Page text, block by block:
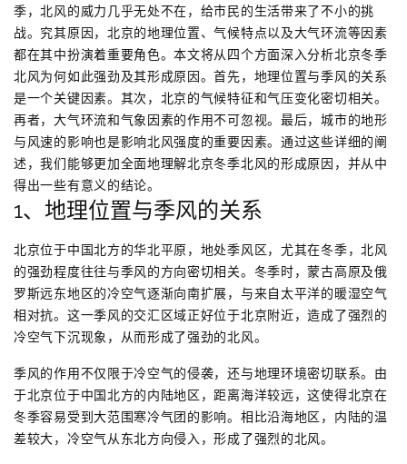
季，北风的威力几乎无处不在，给市民的生活带来了不小的挑
战。究其原因，北京的地理位置、气候特点以及大气环流等因素
都在其中扮演着重要角色。本文将从四个方面深入分析北京冬季
北风为何如此强劲及其形成原因。首先，地理位置与季风的关系
是一个关键因素。其次，北京的气候特征和气压变化密切相关。
再者，大气环流和气象因素的作用不可忽视。最后，城市的地形
与风速的影响也是影响北风强度的重要因素。通过这些详细的阐
述，我们能够更加全面地理解北京冬季北风的形成原因，并从中
得出一些有意义的结论。
1、地理位置与季风的关系
北京位于中国北方的华北平原，地处季风区，尤其在冬季，北风
的强劲程度往往与季风的方向密切相关。冬季时，蒙古高原及俄
罗斯远东地区的冷空气逐渐向南扩展，与来自太平洋的暖湿空气
相对抗。这一季风的交汇区域正好位于北京附近，造成了强烈的
冷空气下沉现象，从而形成了强劲的北风。
季风的作用不仅限于冷空气的侵袭，还与地理环境密切联系。由
于北京位于中国北方的内陆地区，距离海洋较远，这使得北京在
冬季容易受到大范围寒冷气团的影响。相比沿海地区，内陆的温
差较大，冷空气从东北方向侵入，形成了强烈的北风。